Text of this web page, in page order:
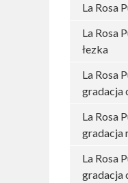
La Rosa
La Rosa
łezka
La Rosa
gradacja
La Rosa
gradacja
La Rosa
gradacja